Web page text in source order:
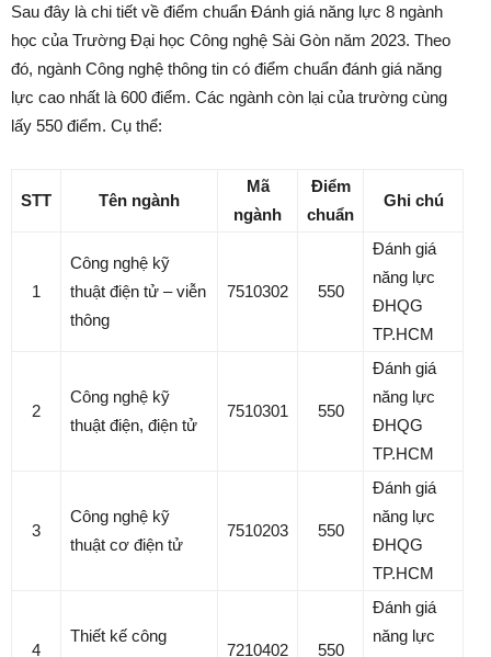
Sau đây là chi tiết về điểm chuẩn Đánh giá năng lực 8 ngành
học của Trường Đại học Công nghệ Sài Gòn năm 2023. Theo
đó, ngành Công nghệ thông tin có điểm chuẩn đánh giá năng
lực cao nhất là 600 điểm. Các ngành còn lại của trường cùng
lấy 550 điểm. Cụ thể:
STT Tên ngành
Mã
ngành
Điểm
chuẩn
Ghi chú
1
Công nghệ kỹ
thuật điện tử – viễn
thông
7510302 550
Đánh giá
năng lực
ĐHQG
TP.HCM
2
Công nghệ kỹ
thuật điện, điện tử
7510301 550
Đánh giá
năng lực
ĐHQG
TP.HCM
3
Công nghệ kỹ
thuật cơ điện tử
7510203 550
Đánh giá
năng lực
ĐHQG
TP.HCM
4
Thiết kế công
7210402 550
Đánh giá
năng lực